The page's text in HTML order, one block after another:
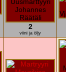
2
viini ja öljy